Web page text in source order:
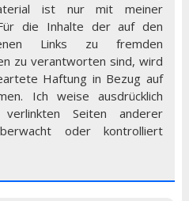
ist nur mit meiner
die Inhalte der auf den
Links zu fremden
zu verantworten sind, wird
Haftung in Bezug auf
Ich weise ausdrücklich
Seiten anderer
oder kontrolliert